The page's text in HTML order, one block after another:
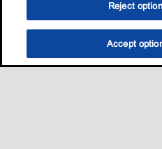
选油助手
Reject
Accept